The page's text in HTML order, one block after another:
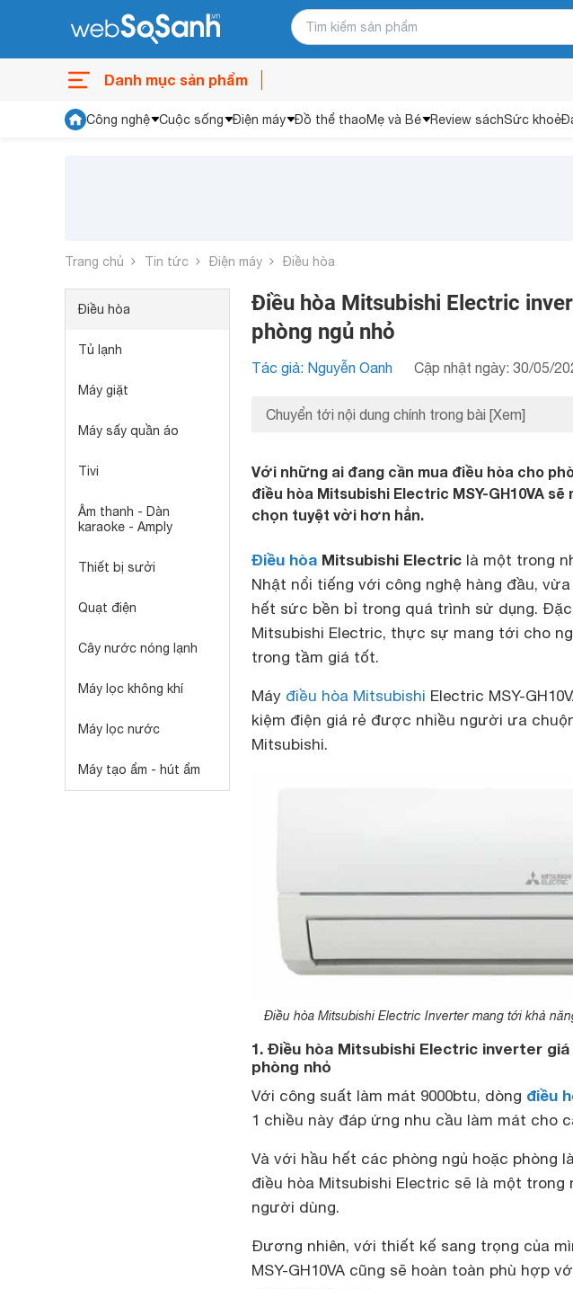
Danh mục sản phẩm
Công nghệ Cuộc sống Điện máy Đồ thể thaoMẹ và Bé Review sáchSức khoẻ
Trang chủ Tin tức Điện máy Điều hòa
Điều hòa
Tủ lạnh
Máy giặt
Máy sấy quần áo
Tivi
Âm thanh - Dàn
karaoke - Amply
Thiết bị sưởi
Quạt điện
Cây nước nóng lạnh
Máy lọc không khí
Máy lọc nước
Máy tạo ẩm - hút ẩm
Điều hòa Mitsubishi Electric
phòng ngủ nhỏ
Tác giả: Nguyễn Oanh Cập nhật ngày: 30/05/
Chuyển tới nội dung chính trong bài [Xem]
Với những ai đang cần mua điều hòa cho
điều hòa Mitsubishi Electric MSY-GH10VA
chọn tuyệt vời hơn hẳn.
Điều hòa Mitsubishi Electric là một trong
Nhật nổi tiếng với công nghệ hàng đầu,
hết sức bền bỉ trong quá trình sử dụng.
Mitsubishi Electric, thực sự mang tới cho
trong tầm giá tốt.
Máy điều hòa Mitsubishi Electric MSY-
kiệm điện giá rẻ được nhiều người ưa
Mitsubishi.
Điều hòa Mitsubishi Electric Inverter mang tới khả
1. Điều hòa Mitsubishi Electric inverter giá
phòng nhỏ
Với công suất làm mát 9000btu, dòng điều
1 chiều này đáp ứng nhu cầu làm mát cho
Và với hầu hết các phòng ngủ hoặc phòng
điều hòa Mitsubishi Electric sẽ là một
người dùng.
Đương nhiên, với thiết kế sang trọng của
MSY-GH10VA cũng sẽ hoàn toàn phù hợp